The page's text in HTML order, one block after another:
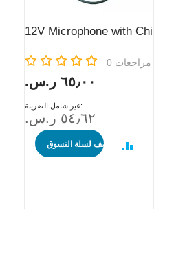
12V Microphone with Chinch
Rating: 0 مراجعات
٦٥٫٠٠ ر.س.‏
٥٤٫٦٢ ر.س.‏
أضف لسلة التسوق